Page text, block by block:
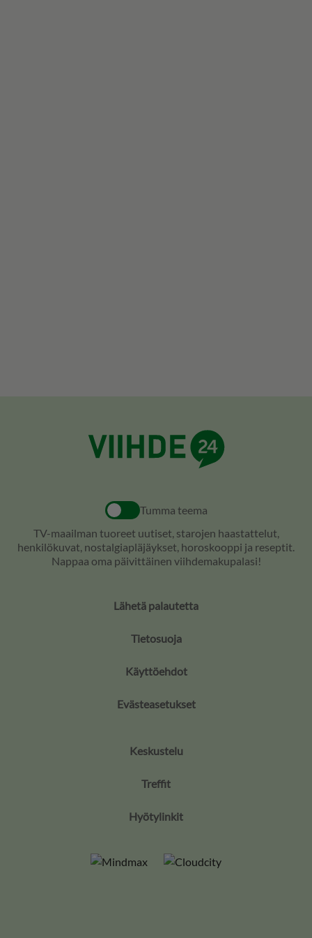
Tumma teema
TV-maailman tuoreet uutiset, starojen haastattelut,
henkilökuvat, nostalgiapläjäykset, horoskooppi ja reseptit.
Nappaa oma päivittäinen viihdemakupalasi!
Lähetä palautetta
Tietosuoja
Käyttöehdot
Evästeasetukset
Keskustelu
Treffit
Hyötylinkit